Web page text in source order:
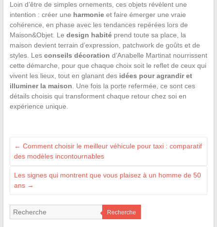
Loin d’être de simples ornements, ces objets révèlent une
intention : créer une harmonieet faire émerger une vraie
cohérence, en phase avec les tendances repérées lors de
Maison&Objet. Le design habitéprend toute sa place, la
maison devient terrain d’expression, patchwork de goûts et de
styles. Les conseils décoration d’Anabelle Martinat nourrissent
cette démarche, pour que chaque choix soit le reflet de ceux qui
vivent les lieux, tout en glanant des idées pour agrandir et
illuminer la maison . Une fois la porte refermée, ce sont ces
détails choisis qui transforment chaque retour chez soi en
expérience unique.
← Comment choisir le meilleur véhicule pour taxi : comparatif
des modèles incontournables
Les signes qui montrent que vous plaisez à un homme de 50
ans →
Recherche